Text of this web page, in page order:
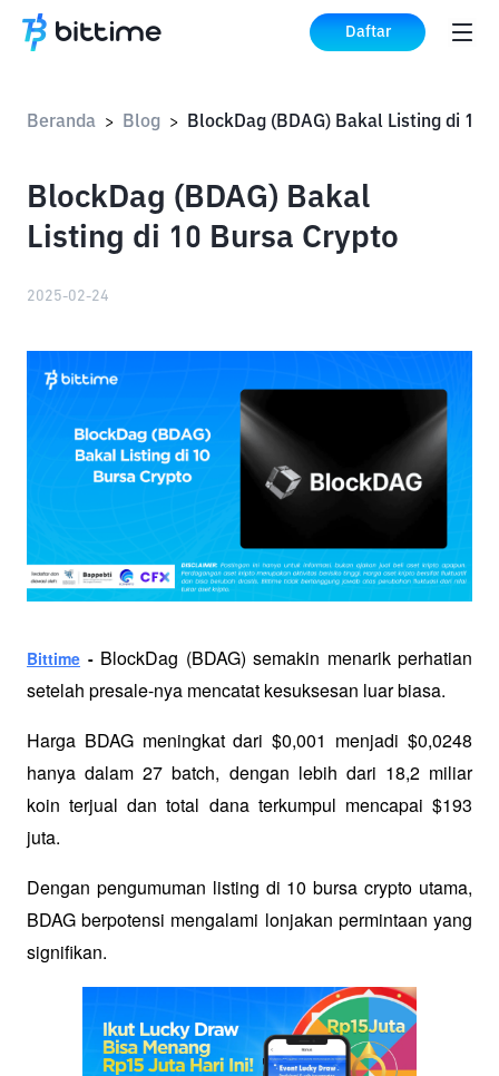
Daftar
Beranda > Blog >
BlockDag (BDAG) Bakal
Listing di 10 Bursa Crypto
2025-02-24
Bittime - BlockDag (BDAG) semakin menarik perhatian
setelah presale-nya mencatat kesuksesan luar biasa.
Harga BDAG meningkat dari $0,001 menjadi $0,0248
hanya dalam 27 batch, dengan lebih dari 18,2 miliar
koin terjual dan total dana terkumpul mencapai $193
juta.
Dengan pengumuman listing di 10 bursa crypto utama,
BDAG berpotensi mengalami lonjakan permintaan yang
signifikan.